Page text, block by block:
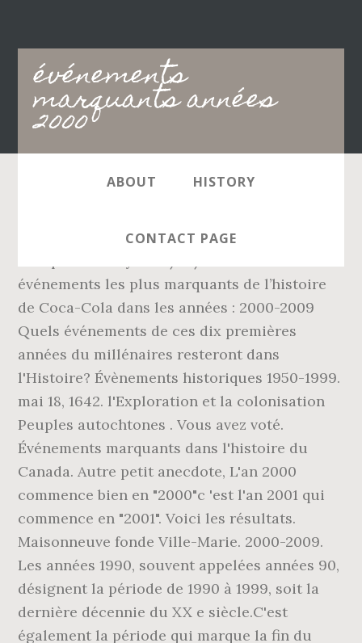
événements
marquants années
2000
Main
navigation
ABOUT HISTORY
CONTACT PAGE
Simon, Marie, Vincent, Jacques et Claire.
événements les plus marquants de l’histoire
de Coca-Cola dans les années : 2000-2009
Quels événements de ces dix premières
années du millénaires resteront dans
l'Histoire? Évènements historiques 1950-1999.
mai 18, 1642. l'Exploration et la colonisation
Peuples autochtones . Vous avez voté.
Événements marquants dans l'histoire du
Canada. Autre petit anecdote, L'an 2000
commence bien en "2000"c 'est l'an 2001 qui
commence en "2001". Voici les résultats.
Maisonneuve fonde Ville-Marie. 2000-2009.
Les années 1990, souvent appelées années 90,
désignent la période de 1990 à 1999, soit la
dernière décennie du XX e siècle.C'est
également la période qui marque la fin du